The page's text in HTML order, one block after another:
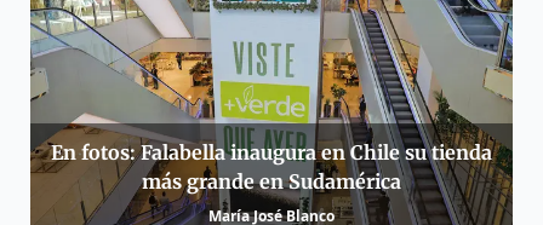
En fotos: Falabella inaugura en Chile su tienda
más grande en Sudamérica
María José Blanco